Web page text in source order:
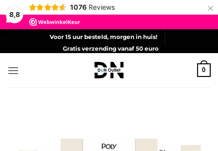
8,8
1076 Reviews ×
Voor 15 uur besteld, morgen in huis!
Gratis verzending vanaf 50 euro
0